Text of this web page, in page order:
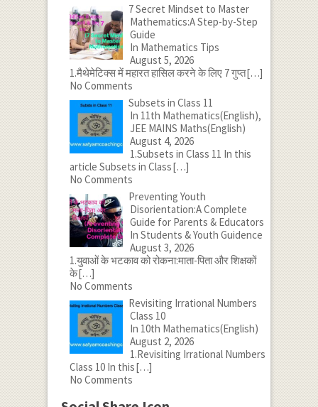
7 Secret Mindset to Master
Mathematics:A Step-by-Step
Guide
In Mathematics Tips
August 5, 2026
1.मैथेमेटिक्स में महारत हासिल करने के लिए 7 गुप्त[…]
No Comments
Subsets in Class 11
In 11th Mathematics(English),
JEE MAINS Maths(English)
August 4, 2026
1.Subsets in Class 11 In this
article Subsets in Class[…]
No Comments
Preventing Youth
Disorientation:A Complete
Guide for Parents & Educators
In Students & Youth Guidence
August 3, 2026
1.युवाओं के भटकाव को रोकना:माता-पिता और शिक्षकों
के[…]
No Comments
Revisiting Irrational Numbers
Class 10
In 10th Mathematics(English)
August 2, 2026
1.Revisiting Irrational Numbers
Class 10 In this[…]
No Comments